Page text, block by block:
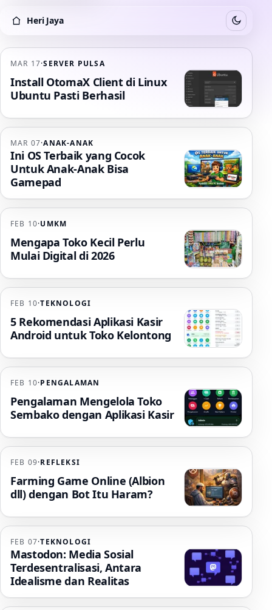
Heri Jaya
Heri Jaya Switch to
MAR 17·SERVER PULSA
Install OtomaX Client di Linux
Ubuntu Pasti Berhasil
MAR 07·ANAK-ANAK
Ini OS Terbaik yang Cocok
Untuk Anak-Anak Bisa
Gamepad
FEB 10·UMKM
Mengapa Toko Kecil Perlu
Mulai Digital di 2026
FEB 10·TEKNOLOGI
5 Rekomendasi Aplikasi Kasir
Android untuk Toko Kelontong
FEB 10·PENGALAMAN
Pengalaman Mengelola Toko
Sembako dengan Aplikasi Kasir
FEB 09·REFLEKSI
Farming Game Online (Albion
dll) dengan Bot Itu Haram?
FEB 07·TEKNOLOGI
Mastodon: Media Sosial
Terdesentralisasi, Antara
Idealisme dan Realitas